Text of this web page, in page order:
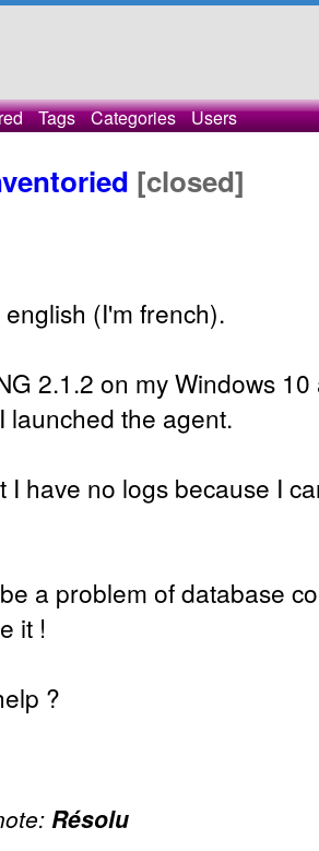
Tags Categories Users
[closed]
(I'm french).
2.1.2 on my Windows
launched the agent.
I have no logs because I
a problem of database
it !
?
Résolu